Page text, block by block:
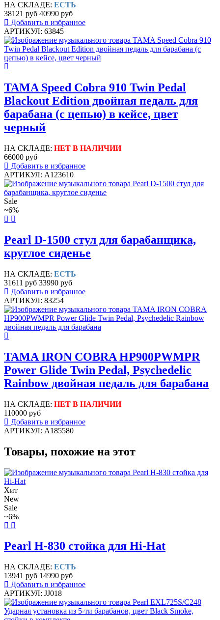
НА СКЛАДЕ: ЕСТЬ
38121 руб 40990 руб
Добавить в избранное
АРТИКУЛ: 63845
TAMA Speed Cobra 910 Twin Pedal
Blackout Edition двойная педаль для
барабана (с цепью) в кейсе, цвет
черный
НА СКЛАДЕ: НЕТ В НАЛИЧИИ
66000 руб
Добавить в избранное
АРТИКУЛ: A123610
Sale
~6%
Pearl D-1500 стул для барабанщика,
круглое сиденье
НА СКЛАДЕ: ЕСТЬ
31611 руб 33990 руб
Добавить в избранное
АРТИКУЛ: 83254
TAMA IRON COBRA HP900PWMPR
Power Glide Twin Pedal, Psychedelic
Rainbow двойная педаль для барабана
НА СКЛАДЕ: НЕТ В НАЛИЧИИ
110000 руб
Добавить в избранное
АРТИКУЛ: A185580
Товары, похожие на этот
Хит
New
Sale
~6%
Pearl H-830 стойка для Hi-Hat
НА СКЛАДЕ: ЕСТЬ
13941 руб 14990 руб
Добавить в избранное
АРТИКУЛ: JJ018